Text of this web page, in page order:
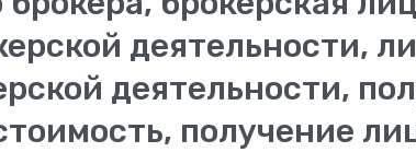
деятельности,
деятельности,
получение